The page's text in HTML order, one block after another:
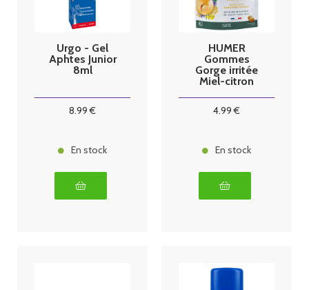
Urgo - Gel
Aphtes Junior
8ml
8.99 €
En stock
HUMER
Gommes
Gorge irritée
Miel-citron
4.99 €
En stock